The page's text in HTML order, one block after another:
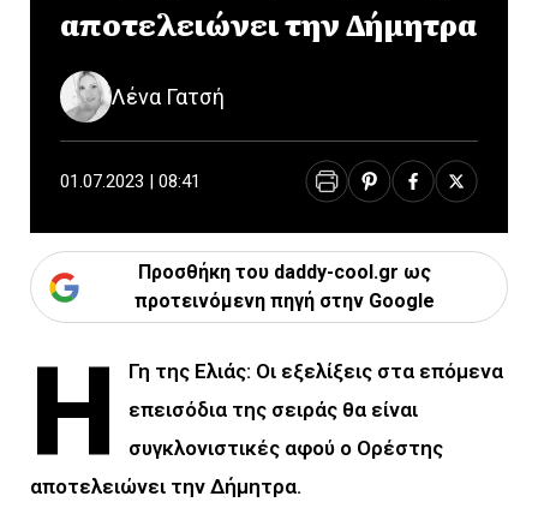
αποτελειώνει την Δήμητρα
Λένα Γατσή
01.07.2023 | 08:41
Προσθήκη του daddy-cool.gr ως
προτεινόμενη πηγή στην Google
Η
Γη της Ελιάς: Οι εξελίξεις στα επόμενα
επεισόδια της σειράς θα είναι
συγκλονιστικές αφού ο Ορέστης
αποτελειώνει την Δήμητρα.